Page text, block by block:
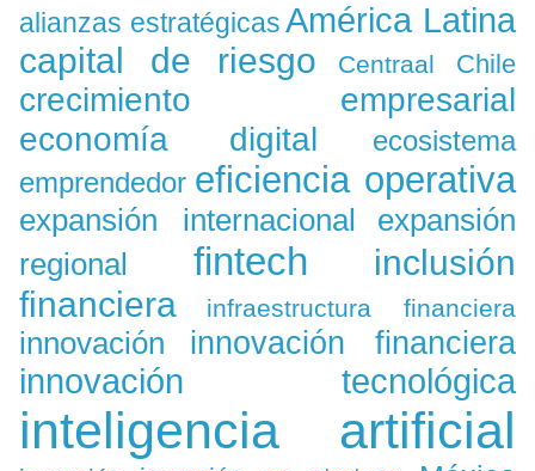
alianzas estratégicas América Latina
capital de riesgo Centraal Chile
crecimiento empresarial
economía digital
ecosistema
emprendedor eficiencia operativa
expansión internacional
expansión
regional
fintech
inclusión
financiera
infraestructura financiera
innovación innovación financiera
innovación tecnológica
inteligencia artificial